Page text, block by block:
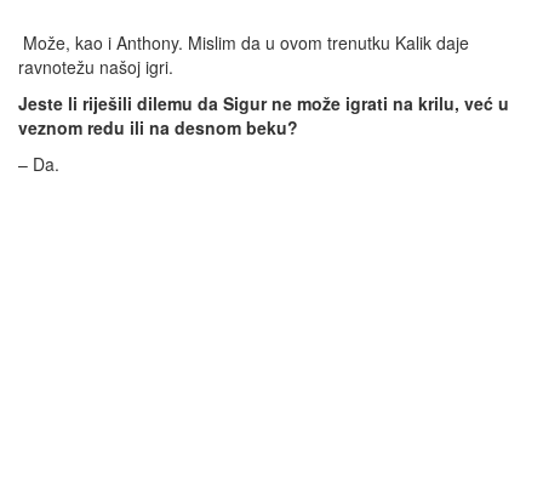
Može, kao i Anthony. Mislim da u ovom trenutku Kalik daje
ravnotežu našoj igri.
Jeste li riješili dilemu da Sigur ne može igrati na krilu, već u
veznom redu ili na desnom beku?
– Da.